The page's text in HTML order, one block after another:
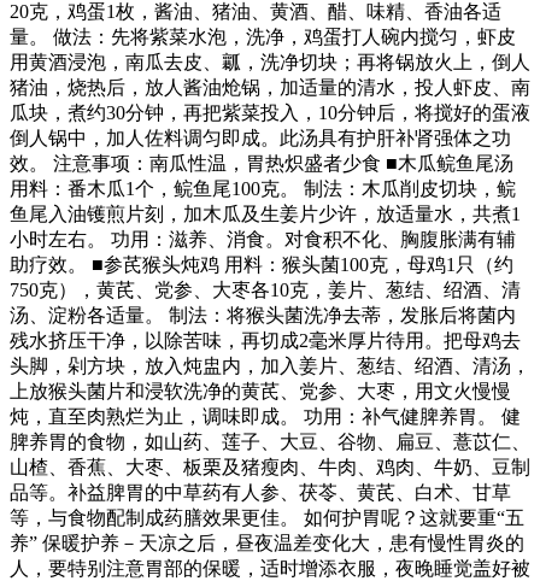
20克，鸡蛋1枚，酱油、猪油、黄酒、醋、味精、香油各适
量。 做法：先将紫菜水泡，洗净，鸡蛋打人碗内搅匀，虾皮
用黄酒浸泡，南瓜去皮、瓤，洗净切块；再将锅放火上，倒人
猪油，烧热后，放人酱油炝锅，加适量的清水，投人虾皮、南
瓜块，煮约30分钟，再把紫菜投入，10分钟后，将搅好的蛋液
倒人锅中，加人佐料调匀即成。此汤具有护肝补肾强体之功
效。 注意事项：南瓜性温，胃热炽盛者少食 ■木瓜鲩鱼尾汤
用料：番木瓜1个，鲩鱼尾100克。 制法：木瓜削皮切块，鲩
鱼尾入油镬煎片刻，加木瓜及生姜片少许，放适量水，共煮1
小时左右。 功用：滋养、消食。对食积不化、胸腹胀满有辅
助疗效。 ■参芪猴头炖鸡 用料：猴头菌100克，母鸡1只（约
750克），黄芪、党参、大枣各10克，姜片、葱结、绍酒、清
汤、淀粉各适量。 制法：将猴头菌洗净去蒂，发胀后将菌内
残水挤压干净，以除苦味，再切成2毫米厚片待用。把母鸡去
头脚，剁方块，放入炖盅内，加入姜片、葱结、绍酒、清汤，
上放猴头菌片和浸软洗净的黄芪、党参、大枣，用文火慢慢
炖，直至肉熟烂为止，调味即成。 功用：补气健脾养胃。 健
脾养胃的食物，如山药、莲子、大豆、谷物、扁豆、薏苡仁、
山楂、香蕉、大枣、板栗及猪瘦肉、牛肉、鸡肉、牛奶、豆制
品等。补益脾胃的中草药有人参、茯苓、黄芪、白术、甘草
等，与食物配制成药膳效果更佳。 如何护胃呢？这就要重“五
养” 保暖护养－天凉之后，昼夜温差变化大，患有慢性胃炎的
人，要特别注意胃部的保暖，适时增添衣服，夜晚睡觉盖好被